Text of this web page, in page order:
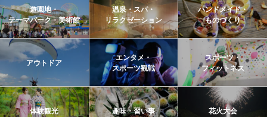
遊園地・
テーマパーク・美術館
温泉・スパ・
リラクゼーション
ハンドメイド・
ものづくり
アウトドア
エンタメ・
スポーツ観戦
スポーツ・
フィットネス
体験観光 趣味・習い事 花火大会